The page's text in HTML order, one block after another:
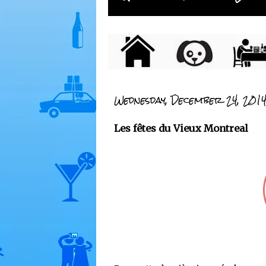
Wednesday, December 24, 2014
Les fêtes du Vieux Montreal